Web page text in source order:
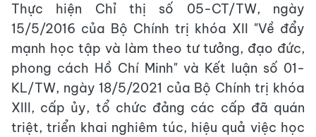
Thực hiện Chỉ thị số 05-CT/TW, ngày
15/5/2016 của Bộ Chính trị khóa XII "Về đẩy
mạnh học tập và làm theo tư tưởng, đạo đức,
phong cách Hồ Chí Minh" và Kết luận số 01-
KL/TW, ngày 18/5/2021 của Bộ Chính trị khóa
XIII, cấp ủy, tổ chức đảng các cấp đã quán
triệt, triển khai nghiêm túc, hiệu quả việc học